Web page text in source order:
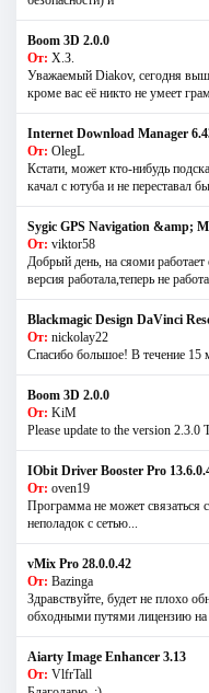
Boom 3D 2.0.0
От: Х.З.
Уважаемый Diakov, сегодня
кроме вас её никто не умеет
Internet Download Manager
От: OlegL
Кстати, может кто-нибудь
качал с ютуба и не переставал
Sygic GPS Navigation &amp;
От: viktor58
Добрый день, на сяоми
версия работала,теперь не
Blackmagic Design DaVinci
От: nickolay22
Спасибо большое! В течение 15
Boom 3D 2.0.0
От: KiM
Please update to the version 2.3.0
IObit Driver Booster Pro
От: oven19
Программа не может связаться
неполадок с сетью...
vMix Pro 28.0.0.42
От: Bazinga
Здравствуйте, будет не плохо
обходными путями лицензию
Aiarty Image Enhancer 3.13
От: VlfrTall